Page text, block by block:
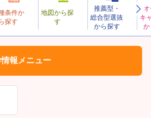
条件か
ら探す
地図から探
す
推薦型・
総合型選抜
から探す
キ
か
お気に入り
報 メニュー